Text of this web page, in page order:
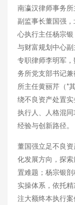
南瀛汉律师事务
副监事长董国强
心执行主任杨宗
与财富规划中心
专职律师李明军
务所党支部书记
所主任黄丽芹（*
绕不良资产处置
执行人、人格混
经验与创新路径。
董国强立足不良
化发展方向，探
置难题；杨宗银
实操体系，依托
注大额终本执行